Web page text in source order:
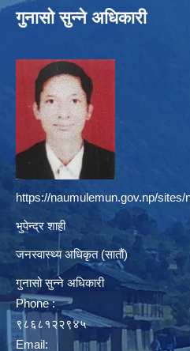
गुनासो सुन्ने अधिकारी
https://naumulemun.gov.np/
भुपेन्द्र शाही
जनस्वास्थ्य अधिकृत (सातौं)
गुनासो सुन्ने अधिकारी
Phone :
९८६८१२२९४५
Email: